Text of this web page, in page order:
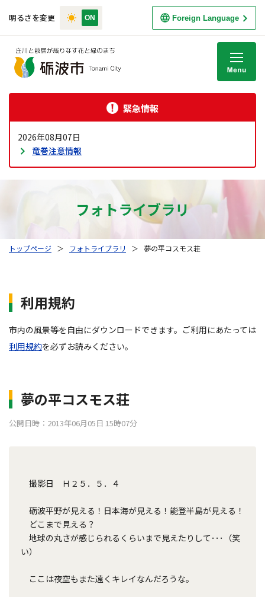
明るさを変更 Foreign Language
緊急情報
2026年08月07日
竜巻注意情報
フォトライブラリ
トップページ ＞ フォトライブラリ ＞ 夢の平コスモス荘
利用規約
市内の風景等を自由にダウンロードできます。ご利用にあたっては
利用規約を必ずお読みください。
夢の平コスモス荘
公開日時：2013年06月05日 15時07分
撮影日 Ｈ２５．５．４
砺波平野が見える！日本海が見える！能登半島が見える！
どこまで見える？
地球の丸さが感じられるくらいまで見えたりして･･･（笑
い）
ここは夜空もまた遠くキレイなんだろうな。